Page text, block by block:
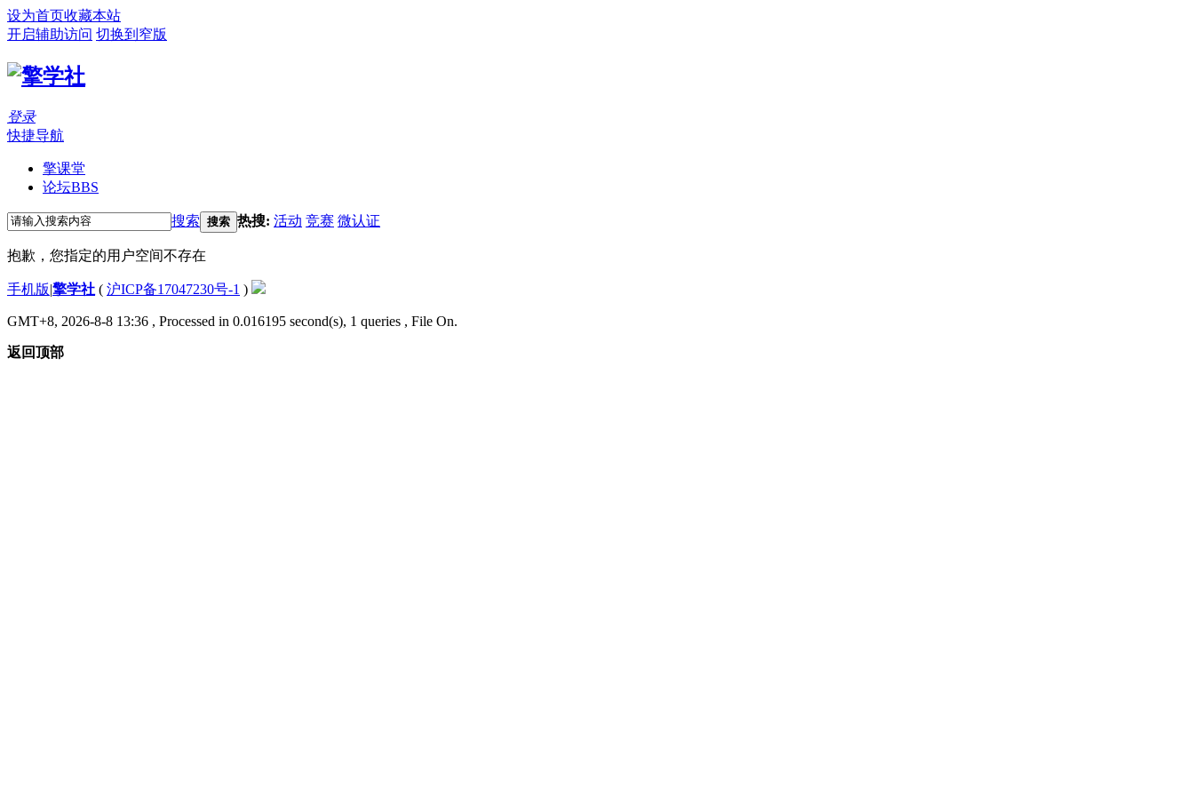
设为首页收藏本站
开启辅助访问 切换到窄版
登录
快捷导航
擎课堂
论坛BBS
搜索 搜索 热搜: 活动 竞赛 微认证
抱歉，您指定的用户空间不存在
手机版|擎学社 ( 沪ICP备17047230号-1 )
GMT+8, 2026-8-8 13:36 , Processed in 0.016195 second(s), 1 queries , File On.
返回顶部